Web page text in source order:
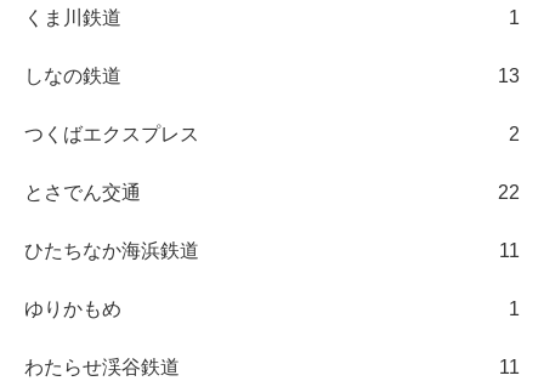
くま川鉄道 1
しなの鉄道 13
つくばエクスプレス 2
とさでん交通 22
ひたちなか海浜鉄道 11
ゆりかもめ 1
わたらせ渓谷鉄道 11